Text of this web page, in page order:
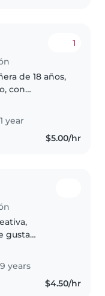
1
de 18 años,
con
Me
cuentos,
y jugar con
year
$5.00/hr
gusta
la cocina
years
$4.50/hr